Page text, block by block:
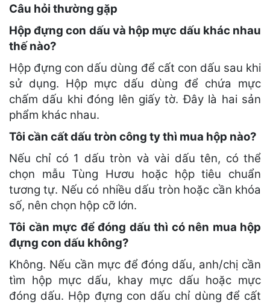
Câu hỏi thường gặp
Hộp đựng con dấu và hộp mực dấu khác nhau
thế nào?
Hộp đựng con dấu dùng để cất con dấu sau khi
sử dụng. Hộp mực dấu dùng để chứa mực
chấm dấu khi đóng lên giấy tờ. Đây là hai sản
phẩm khác nhau.
Tôi cần cất dấu tròn công ty thì mua hộp nào?
Nếu chỉ có 1 dấu tròn và vài dấu tên, có thể
chọn mẫu Tùng Hươu hoặc hộp tiêu chuẩn
tương tự. Nếu có nhiều dấu tròn hoặc cần khóa
số, nên chọn hộp cỡ lớn.
Tôi cần mực để đóng dấu thì có nên mua hộp
đựng con dấu không?
Không. Nếu cần mực để đóng dấu, anh/chị cần
tìm hộp mực dấu, khay mực dấu hoặc mực
đóng dấu. Hộp đựng con dấu chỉ dùng để cất